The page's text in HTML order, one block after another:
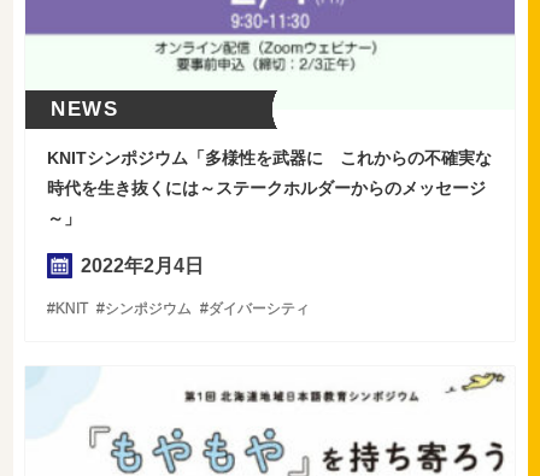
NEWS
KNITシンポジウム「多様性を武器に これからの不確実な
時代を生き抜くには～ステークホルダーからのメッセージ
～」
2022年2月 4日
KNIT シンポジウム ダイバーシティ